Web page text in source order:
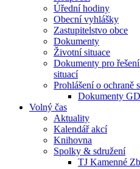
Úřední hodiny
Obecní vyhlášky
Zastupitelstvo obce
Dokumenty
Životní situace
Dokumenty pro
situací
Prohlášení o ochraně
Dokumenty
Volný čas
Aktuality
Kalendář akcí
Knihovna
Spolky & sdružení
TJ Kamenné